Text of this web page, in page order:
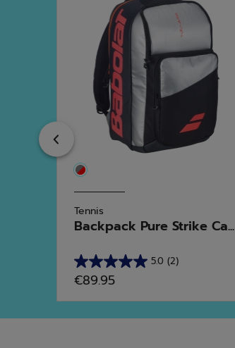
Previous
Tennis
Backpack Pure Strike Ca...
5.0 (2)
5.0
van
de
5
€89.95